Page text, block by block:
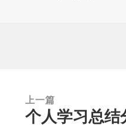
上一篇
上
个人学习总结